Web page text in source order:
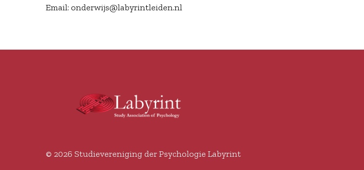
Email: onderwijs@labyrintleiden.nl
© 2026 Studievereniging der Psychologie Labyrint